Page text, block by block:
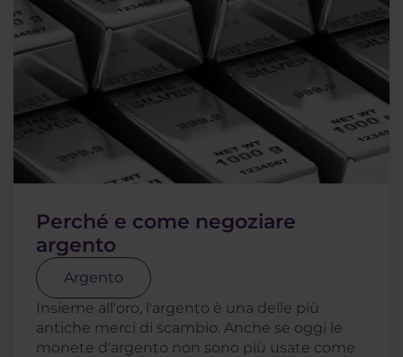
Perché e come negoziare
argento
Argento
Insieme all'oro, l'argento è una delle più
antiche merci di scambio. Anche se oggi le
monete d'argento non sono più usate come